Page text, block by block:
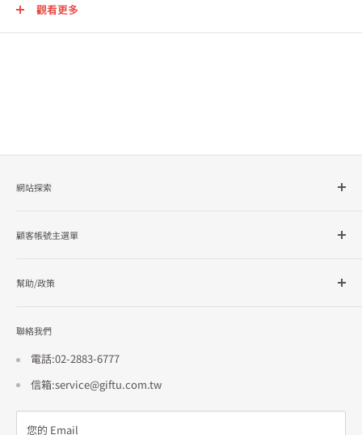
觀看更多
網站探索
品牌總覽
顧客帳號主選單
訂單查詢
幫助/政策
使用條款
招商合作
聯絡我們
電話:02-2883-6777
信箱:service@giftu.com.tw
您的 Email